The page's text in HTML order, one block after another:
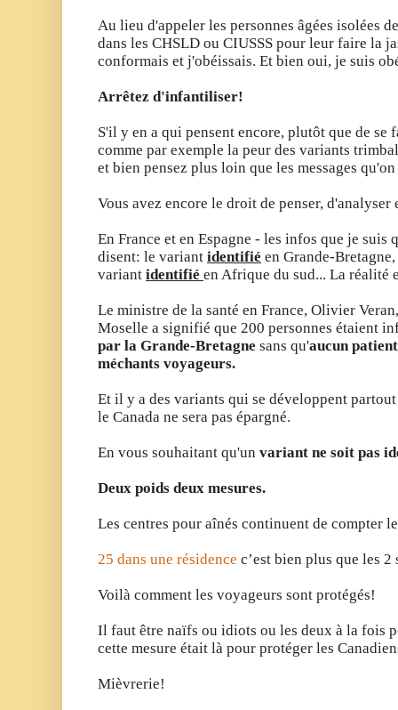
Au lieu d'appeler les personnes âgées isolées
dans les CHSLD ou CIUSSS pour leur faire la
conformais et j'obéissais. Et bien oui, je suis
Arrêtez d'infantiliser!
S'il y en a qui pensent encore, plutôt que de se
comme par exemple la peur des variants
et bien pensez plus loin que les messages
Vous avez encore le droit de penser,
En France et en Espagne - les infos que je
disent: le variant identifié en Grande-
variant identifié en Afrique du sud... La réalité
Le ministre de la santé en France, Olivier
Moselle a signifié que 200 personnes étaient
par la Grande-Bretagne sans qu'aucun
méchants voyageurs.
Et il y a des variants qui se développent
le Canada ne sera pas épargné.
En vous souhaitant qu'un variant ne soit pas
Deux poids deux mesures.
Les centres pour aînés continuent de compter
25 dans une résidence c’est bien plus que les
Voilà comment les voyageurs sont protégés!
Il faut être naïfs ou idiots ou les deux à la fois
cette mesure était là pour protéger les
Mièvrerie!